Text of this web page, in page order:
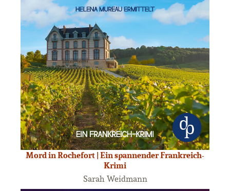
Mord in Rochefort | Ein spannender Frankreich-
Krimi
Sarah Weidmann